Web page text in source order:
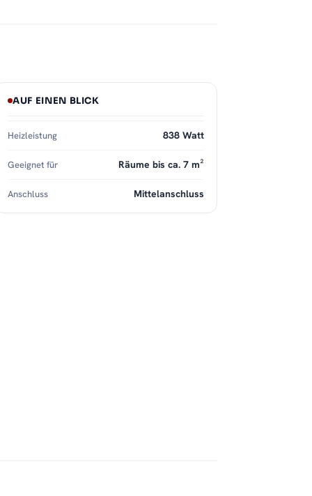
AUF EINEN BLICK
Heizleistung 838 Watt
Geeignet für Räume bis ca. 7 m²
Anschluss Mittelanschluss